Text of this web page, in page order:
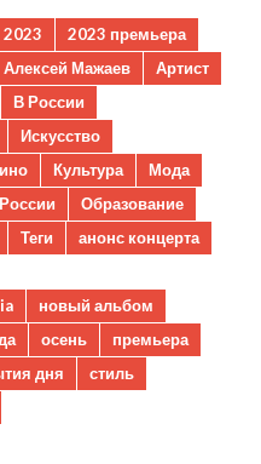
2023
2023 премьера
Алексей Мажаев
Артист
В России
Искусство
Культура
Мода
Образование
Теги
анонс концерта
новый альбом
осень
премьера
дня
стиль